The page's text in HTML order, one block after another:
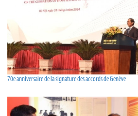
70e anniversaire de la signature des accords de Genève